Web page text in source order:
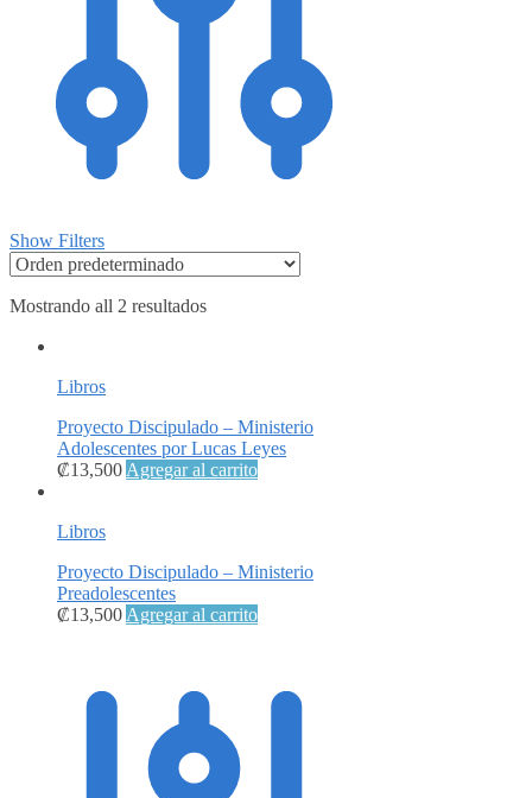
Show Filters
Mostrando all 2 resultados
Libros
Proyecto Discipulado – Ministerio
Adolescentes por Lucas Leyes
₡13,500 Agregar al carrito
Libros
Proyecto Discipulado – Ministerio
Preadolescentes
₡13,500 Agregar al carrito